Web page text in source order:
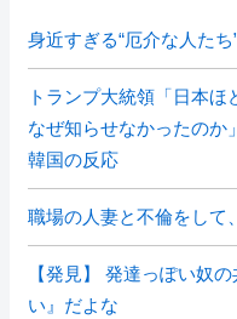
身近すぎる“厄介な人たち
トランプ大統領「日本
なぜ知らせなかったの
韓国の反応
職場の人妻と不倫をして
【発見】 発達っぽい奴
い』だよな